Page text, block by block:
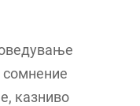
сомнение
казниво